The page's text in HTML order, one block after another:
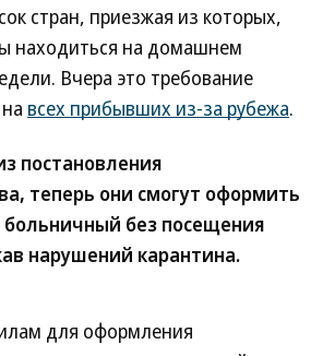
стран, приезжая из которых,
находиться на домашнем
Вчера это требование
всех прибывших из-за рубежа.
постановления
теперь они смогут оформить
без посещения
нарушений карантина.
для оформления